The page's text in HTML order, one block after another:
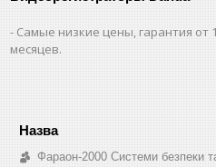
Самые низкие цены, гарантия от
месяцев.
Фараон-2000 Системи безпеки